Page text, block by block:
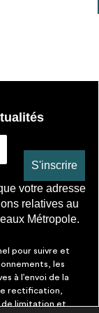
votre adresse
relatives au
Métropole.
pour suivre et
les
à l’envoi de la
rectification,
de limitation et